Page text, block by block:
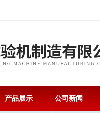
产品展示 公司新闻